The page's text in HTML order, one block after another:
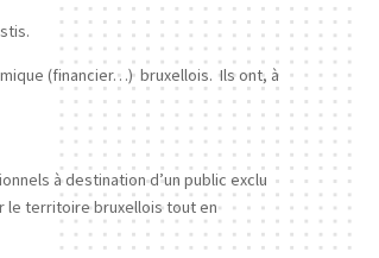
(financier…) bruxellois. Ils ont, à
à destination d’un public exclu
le territoire bruxellois tout en